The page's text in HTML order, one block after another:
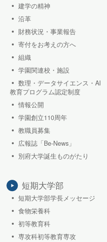
建学の精神
沿革
財務状況・事業報告
寄付をお考えの方へ
組織
学園関連校・施設
数理・データサイエンス・AI
教育プログラム認定制度
情報公開
学園創立110周年
教職員募集
広報誌「Be-News」
別府大学誕生ものがたり
短期大学部
短期大学部学長メッセージ
食物栄養科
初等教育科
専攻科初等教育専攻